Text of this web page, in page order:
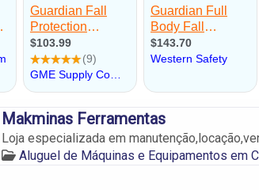
Makminas Ferramentas
Loja especializada em
Aluguel de Máquinas e Equipamentos em